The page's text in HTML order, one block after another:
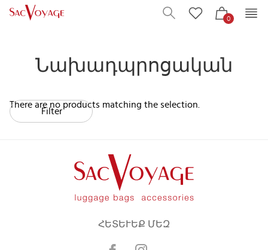
0
Նախադպրոցական
Filter
There are no products matching the selection.
ՀԵՏԵՒԵՔ ՄԵԶ